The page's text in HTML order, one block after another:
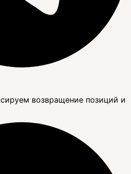
возвращение позиций и